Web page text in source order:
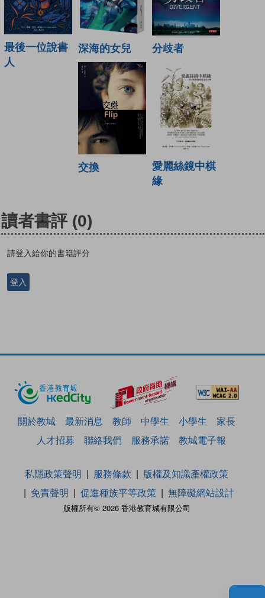
最後一位說書
人
深海的女兒 分歧者
交換
愛麗絲鏡中棋
緣
讀者書評 (0)
請登入給你的書籍評分
登入
關於教城 最新消息 教師 中學生 小學生
家長
人才招募
聯絡我們 服務承諾 教城電子報
版權所有© 2026 香港教育城有限公司
私隱政策聲明 服務條款
版權及知識產權政策
免責聲明
促進種族平等政策 無障礙網站設計